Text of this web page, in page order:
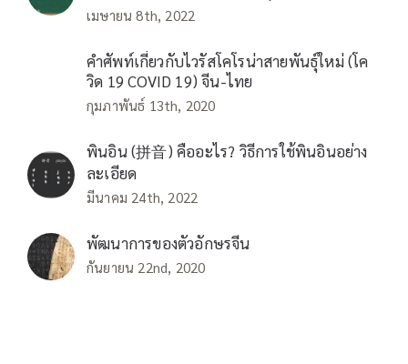
เมษายน 8th, 2022
คำศัพท์เกี่ยวกับไวรัสโคโรน่าสายพันธุ์ใหม่ (โค
วิด 19 COVID 19) จีน-ไทย
กุมภาพันธ์ 13th, 2020
พินอิน (拼音) คืออะไร? วิธีการใช้พินอินอย่าง
ละเอียด
มีนาคม 24th, 2022
พัฒนาการของตัวอักษรจีน
กันยายน 22nd, 2020